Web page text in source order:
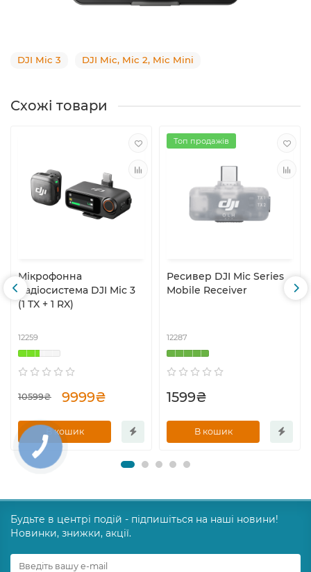
DJI Mic 3 DJI Mic, Mic 2, Mic Mini
Схожі товари
Мікрофонна
радіосистема DJI Mic 3
(1 TX + 1 RX)
12259
10599₴ 9999₴
В кошик
Топ продажів
Ресивер DJI Mic Series
Mobile Receiver
12287
1599₴
В кошик
Будьте в центрі подій - підпишіться на наші новини!
Новинки, знижки, акції.